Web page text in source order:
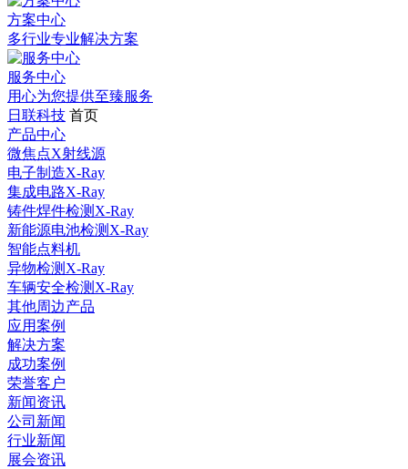
方案中心
多行业专业解决方案
服务中心
用心为您提供至臻服务
日联科技 首页
产品中心
微焦点X射线源
电子制造X-Ray
集成电路X-Ray
铸件焊件检测X-Ray
新能源电池检测X-Ray
智能点料机
异物检测X-Ray
车辆安全检测X-Ray
其他周边产品
应用案例
解决方案
成功案例
荣誉客户
新闻资讯
公司新闻
行业新闻
展会资讯